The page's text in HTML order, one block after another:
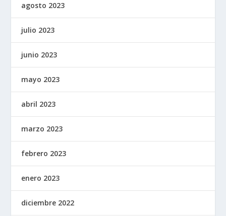
agosto 2023
julio 2023
junio 2023
mayo 2023
abril 2023
marzo 2023
febrero 2023
enero 2023
diciembre 2022